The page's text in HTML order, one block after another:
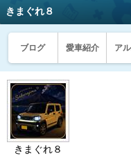
きまぐれ８
ブログ 愛車紹介 ア
きまぐれ８